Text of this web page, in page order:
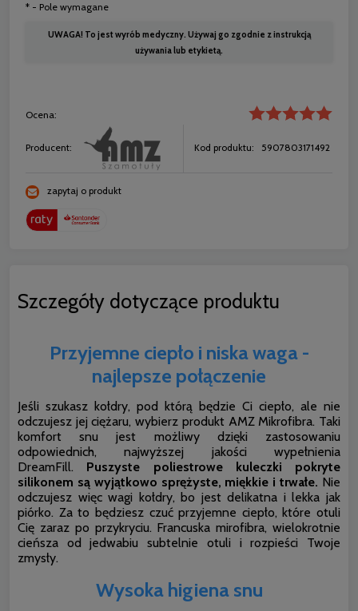
* - Pole wymagane
UWAGA! To jest wyrób medyczny. Używaj go zgodnie z instrukcją
używania lub etykietą.
Ocena:
Producent: Kod produktu: 5907803171492
zapytaj o produkt
Szczegóły dotyczące produktu
Przyjemne ciepło i niska waga -
najlepsze połączenie
Jeśli szukasz kołdry, pod którą będzie Ci ciepło, ale nie
odczujesz jej ciężaru, wybierz produkt AMZ Mikrofibra. Taki
komfort snu jest możliwy dzięki zastosowaniu
odpowiednich, najwyższej jakości wypełnienia
DreamFill. Puszyste poliestrowe kuleczki pokryte
silikonem są wyjątkowo sprężyste, miękkie i trwałe. Nie
odczujesz więc wagi kołdry, bo jest delikatna i lekka jak
piórko. Za to będziesz czuć przyjemne ciepło, które otuli
Cię zaraz po przykryciu. Francuska mirofibra, wielokrotnie
cieńsza od jedwabiu subtelnie otuli i rozpieści Twoje
zmysły.
Wysoka higiena snu